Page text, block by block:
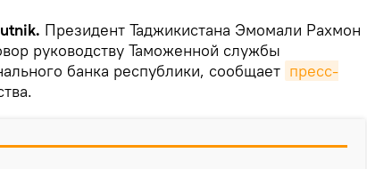
Президент Таджикистана Эмомали Рахмон
руководству Таможенной службы
банка республики, сообщает пресс-